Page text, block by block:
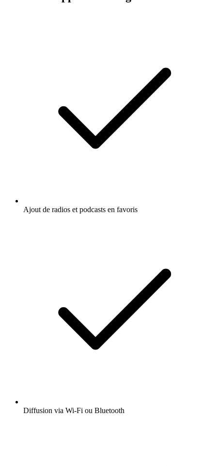
Ajout de radios et podcasts en favoris
Diffusion via Wi-Fi ou Bluetooth